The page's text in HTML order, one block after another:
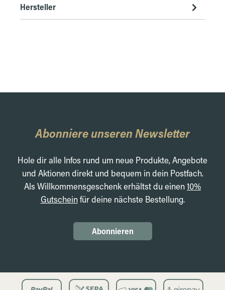
Hersteller
Abonniere unseren Newsletter
Hole dir alle Infos rund um neue Produkte, Angebote
und Aktionen direkt und bequem in dein Postfach.
Als Willkommensgeschenk erhältst du einen10%
Gutscheinfür deine nächste Bestellung.
Abonnieren